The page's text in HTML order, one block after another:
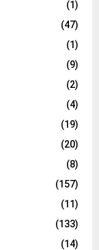
(1)
(47)
(1)
(9)
(2)
(4)
(19)
(20)
(8)
(157)
(11)
(133)
(14)